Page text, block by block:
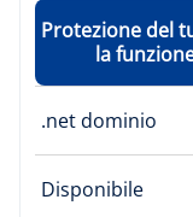
Protezione del
la
.net dominio
Disponibile